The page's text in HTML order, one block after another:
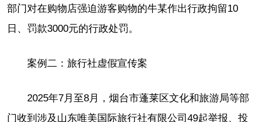
部门对在购物店强迫游客购物的牛某作出行政拘留10
日、罚款3000元的行政处罚。
案例二：旅行社虚假宣传案
2025年7月至8月，烟台市蓬莱区文化和旅游局等部
门收到涉及山东唯美国际旅行社有限公司49起举报、投